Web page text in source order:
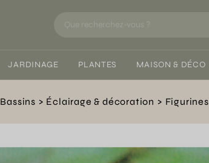
JARDINAGE PLANTES MAISON & DÉCO
Bassins Éclairage & décoration Figurines